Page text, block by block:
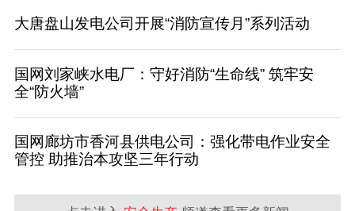
大唐盘山发电公司开展“消防宣传月”系列活动
国网刘家峡水电厂：守好消防“生命线” 筑牢安
全“防火墙”
国网廊坊市香河县供电公司：强化带电作业安全
管控 助推治本攻坚三年行动